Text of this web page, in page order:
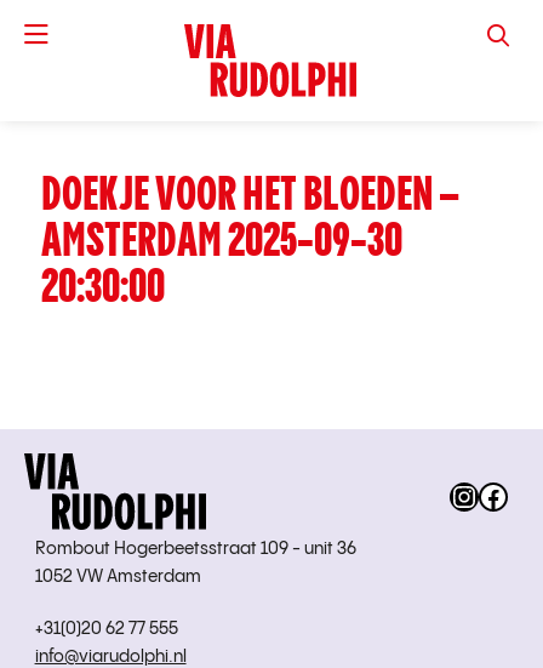
VIA
DOEKJE VOOR HET BLOEDEN –
AMSTERDAM 2025-09-30
20:30:00
Rombout Hogerbeetsstraat 109 - unit 36
1052 VW Amsterdam
+31(0)20 62 77 555
info@viarudolphi.nl